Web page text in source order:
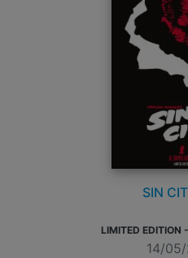
SIN
LIMITED EDITION
14/